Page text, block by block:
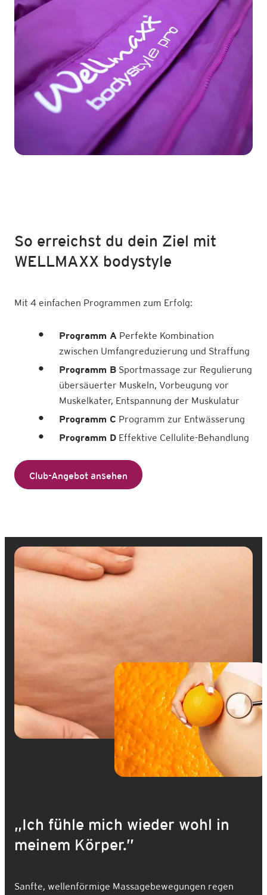
So erreichst du dein Ziel mit
WELLMAXX bodystyle
Mit 4 einfachen Programmen zum Erfolg:
Programm A Perfekte Kombination
zwischen Umfangreduzierung und Straffung
Programm B Sportmassage zur Regulierung
übersäuerter Muskeln, Vorbeugung vor
Muskelkater, Entspannung der Muskulatur
Programm C Programm zur Entwässerung
Programm D Effektive Cellulite-Behandlung
Club-Angebot ansehen
„Ich fühle mich wieder wohl in
meinem Körper.”
Sanfte, wellenförmige Massagebewegungen regen